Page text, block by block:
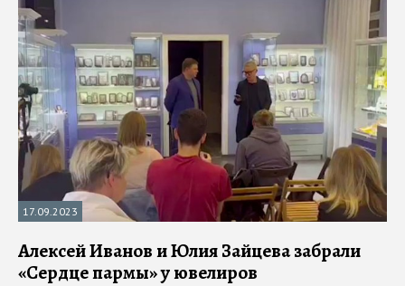
17.09.2023
Алексей Иванов и Юлия Зайцева забрали
«Сердце пармы» у ювелиров